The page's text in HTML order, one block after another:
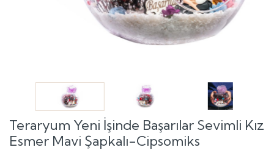
Teraryum Yeni İşinde Başarılar Sevimli Kız
Esmer Mavi Şapkalı-Cipsomiks